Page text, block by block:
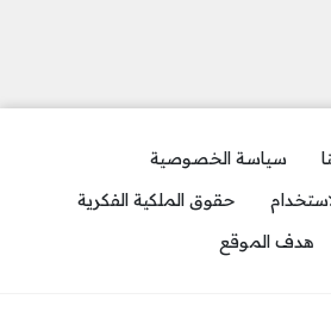
سياسة الخصوصية
حقوق الملكية الفكرية
هدف الموقع